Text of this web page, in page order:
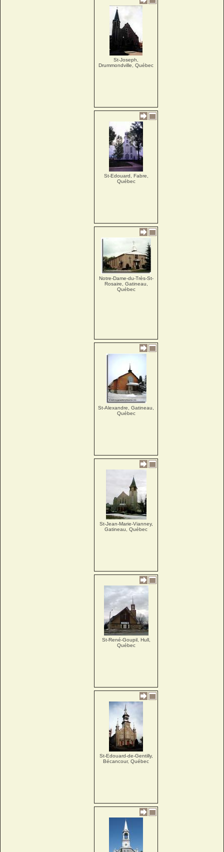
St-Joseph,
Drummondville, Québec
St-Edouard, Fabre,
Québec
Notre-Dame-du-Très-St-
Rosaire, Gatineau,
Québec
St-Alexandre, Gatineau,
Québec
St-Jean-Marie-Vianney,
Gatineau, Québec
St-René-Goupil, Hull,
Québec
St-Edouard-de-Gentilly,
Bécancour, Québec